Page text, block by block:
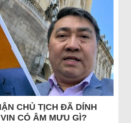
CHỦ TỊCH ĐÃ DÍNH
CÓ ÂM MƯU GÌ?